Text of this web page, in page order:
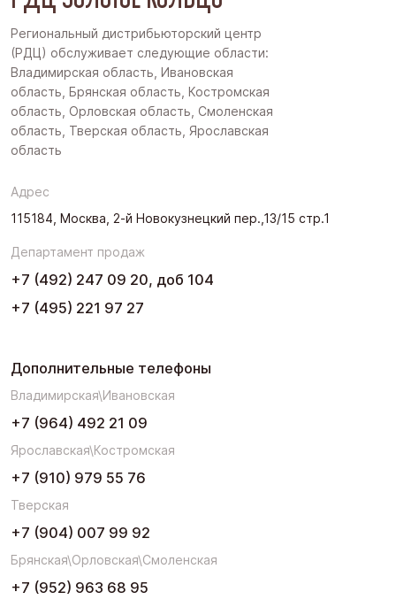
Региональный дистрибьюторский центр
(РДЦ) обслуживает следующие области:
Владимирская область, Ивановская
область, Брянская область, Костромская
область, Орловская область, Смоленская
область, Тверская область, Ярославская
область
Адрес
115184, Москва, 2-й Новокузнецкий пер.,13/15 стр.1
Департамент продаж
+7 (492) 247 09 20, доб 104
+7 (495) 221 97 27
Дополнительные телефоны
Владимирская\Ивановская
+7 (964) 492 21 09
Ярославская\Костромская
+7 (910) 979 55 76
Тверская
+7 (904) 007 99 92
Брянская\Орловская\Смоленская
+7 (952) 963 68 95